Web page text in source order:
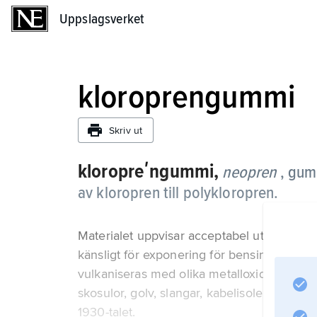
Uppslagsverket
kloroprengummi
Skriv ut
kloropreʹngummi, neopren ,
av kloropren till polykloropren.
Materialet uppvisar acceptabel
känsligt för exponering för bensin; det
vulkaniseras med olika metalloxider som
skosulor, golv, slangar, kabelisolering
1930-talet.